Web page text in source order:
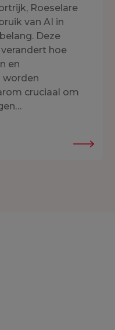
Roeselare
van AI in
Deze
hoe
en
cruciaal om